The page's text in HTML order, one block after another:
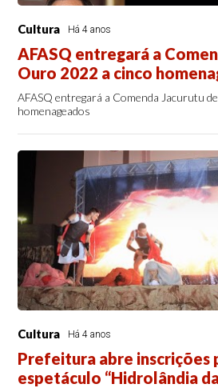
Cultura Há 4 anos
AFASQ entregará a
Ouro 2022 a cinco
AFASQ entregará a Comenda Jacurutu
homenageados
Cultura Há 4 anos
Prefeitura abre inscrições
espetáculo “Hidrolândia